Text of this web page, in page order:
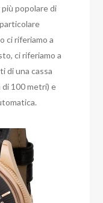
più popolare di
ci riferiamo a
ci riferiamo a
di una cassa
100 metri) e